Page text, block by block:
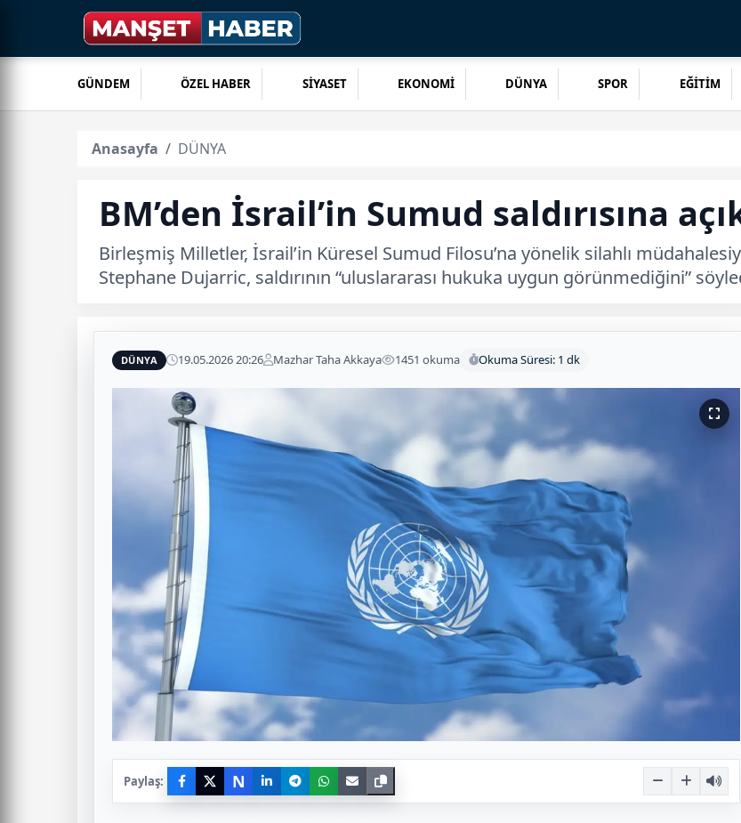
GÜNDEM ÖZEL HABER SİYASET EKONOMİ DÜNYA SPOR EĞİTİM
Anasayfa DÜNYA
BM’den İsrail’in Sumud saldırısına
Birleşmiş Milletler, İsrail’in Küresel Sumud Filosu’na yönelik silahlı
Stephane Dujarric, saldırının “uluslararası hukuka uygun görünmediğini”
DÜNYA 19.05.2026 20:26 Mazhar Taha Akkaya 1451 okuma Okuma Süresi: 1 dk
Paylaş: N